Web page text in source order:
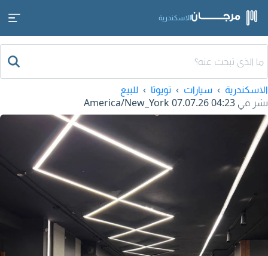
الاسكندرية
الاسكندرية سيارات تويوتا
للبيع
نشر في 07.07.26 04:23